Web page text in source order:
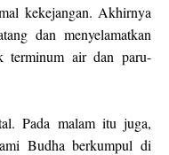
kekejangan. Akhirnya
dan menyelamatkan
terminum air dan paru-
Pada malam itu juga,
Budha berkumpul di